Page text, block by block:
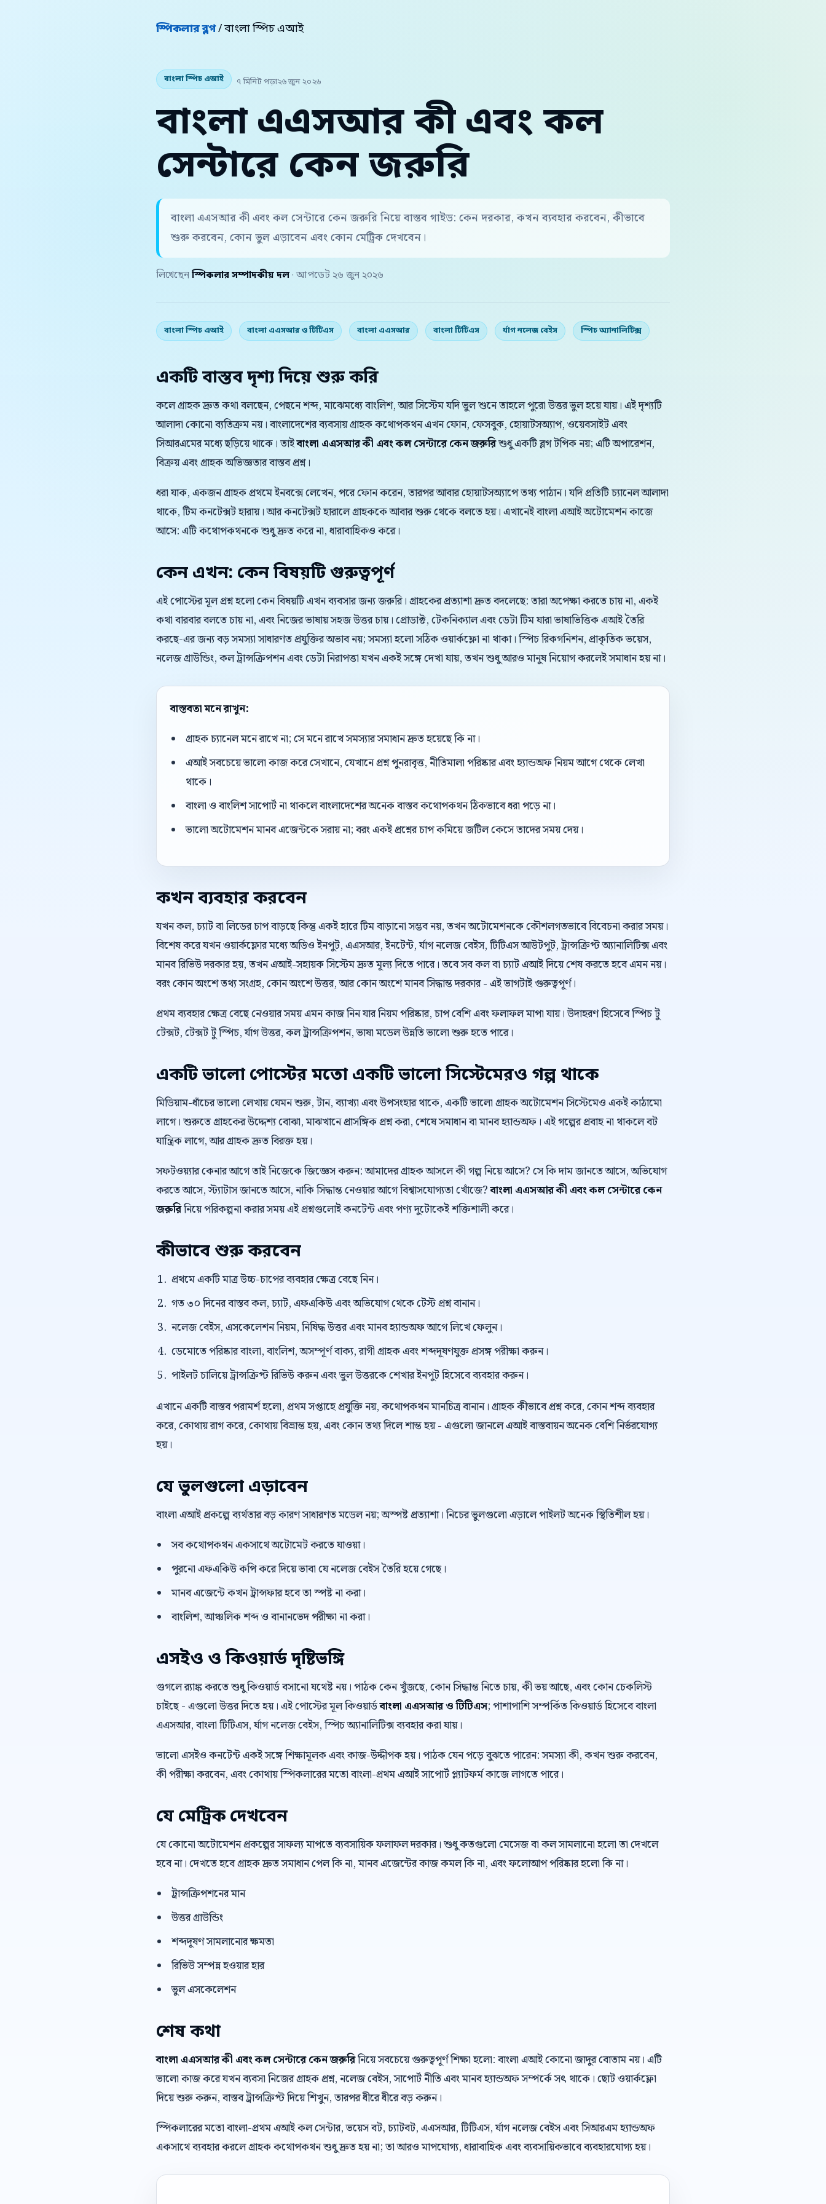
স্পিকলার ব্লগ/ বাংলা স্পিচ এআই
বাংলা স্পিচ এআই ৭ মিনিট পড়া২৬ জুন ২০২৬
বাংলা এএসআর কী এবং কল
সেন্টারে কেন জরুরি
বাংলা এএসআর কী এবং কল সেন্টারে কেন জরুরি নিয়ে বাস্তব গাইড: কেন দরকার, কখন ব্যবহার করবেন, কীভাবে
শুরু করবেন, কোন ভুল এড়াবেন এবং কোন মেট্রিক দেখবেন।
লিখেছেন স্পিকলার সম্পাদকীয় দল · আপডেট ২৬ জুন ২০২৬
বাংলা স্পিচ এআই বাংলা এএসআর ও টিটিএস বাংলা এএসআর বাংলা টিটিএস র্যাগ নলেজ বেইস স্পিচ অ্যানালিটিক্স
একটি বাস্তব দৃশ্য দিয়ে শুরু করি
কলে গ্রাহক দ্রুত কথা বলছেন, পেছনে শব্দ, মাঝেমধ্যে বাংলিশ, আর সিস্টেম যদি ভুল শুনে তাহলে পুরো উত্তর ভুল হয়ে যায়। এই দৃশ্যটি
আলাদা কোনো ব্যতিক্রম নয়। বাংলাদেশের ব্যবসায় গ্রাহক কথোপকথন এখন ফোন, ফেসবুক, হোয়াটসঅ্যাপ, ওয়েবসাইট এবং
সিআরএমের মধ্যে ছড়িয়ে থাকে। তাইবাংলা এএসআর কী এবং কল সেন্টারে কেন জরুরিশুধু একটি ব্লগ টপিক নয়; এটি অপারেশন,
বিক্রয় এবং গ্রাহক অভিজ্ঞতার বাস্তব প্রশ্ন।
ধরা যাক, একজন গ্রাহক প্রথমে ইনবক্সে লেখেন, পরে ফোন করেন, তারপর আবার হোয়াটসঅ্যাপে তথ্য পাঠান। যদি প্রতিটি চ্যানেল আলাদা
থাকে, টিম কনটেক্সট হারায়। আর কনটেক্সট হারালে গ্রাহককে আবার শুরু থেকে বলতে হয়। এখানেই বাংলা এআই অটোমেশন কাজে
আসে: এটি কথোপকথনকে শুধু দ্রুত করে না, ধারাবাহিকও করে।
কেন এখন: কেন বিষয়টি গুরুত্বপূর্ণ
এই পোস্টের মূল প্রশ্ন হলো কেন বিষয়টি এখন ব্যবসার জন্য জরুরি। গ্রাহকের প্রত্যাশা দ্রুত বদলেছে: তারা অপেক্ষা করতে চায় না, একই
কথা বারবার বলতে চায় না, এবং নিজের ভাষায় সহজ উত্তর চায়। প্রোডাক্ট, টেকনিক্যাল এবং ডেটা টিম যারা ভাষাভিত্তিক এআই তৈরি
করছে-এর জন্য বড় সমস্যা সাধারণত প্রযুক্তির অভাব নয়; সমস্যা হলো সঠিক ওয়ার্কফ্লো না থাকা। স্পিচ রিকগনিশন, প্রাকৃতিক ভয়েস,
নলেজ গ্রাউন্ডিং, কল ট্রান্সক্রিপশন এবং ডেটা নিরাপত্তা যখন একই সঙ্গে দেখা যায়, তখন শুধু আরও মানুষ নিয়োগ করলেই সমাধান হয় না।
বাস্তবতা মনে রাখুন:
গ্রাহক চ্যানেল মনে রাখে না; সে মনে রাখে সমস্যার সমাধান দ্রুত হয়েছে কি না।
এআই সবচেয়ে ভালো কাজ করে সেখানে, যেখানে প্রশ্ন পুনরাবৃত্ত, নীতিমালা পরিষ্কার এবং হ্যান্ডঅফ নিয়ম আগে থেকে লেখা
থাকে।
বাংলা ও বাংলিশ সাপোর্ট না থাকলে বাংলাদেশের অনেক বাস্তব কথোপকথন ঠিকভাবে ধরা পড়ে না।
ভালো অটোমেশন মানব এজেন্টকে সরায় না; বরং একই প্রশ্নের চাপ কমিয়ে জটিল কেসে তাদের সময় দেয়।
কখন ব্যবহার করবেন
যখন কল, চ্যাট বা লিডের চাপ বাড়ছে কিন্তু একই হারে টিম বাড়ানো সম্ভব নয়, তখন অটোমেশনকে কৌশলগতভাবে বিবেচনা করার সময়।
বিশেষ করে যখন ওয়ার্কফ্লোর মধ্যে অডিও ইনপুট, এএসআর, ইনটেন্ট, র্যাগ নলেজ বেইস, টিটিএস আউটপুট, ট্রান্সক্রিপ্ট অ্যানালিটিক্স এবং
মানব রিভিউ দরকার হয়, তখন এআই-সহায়ক সিস্টেম দ্রুত মূল্য দিতে পারে। তবে সব কল বা চ্যাট এআই দিয়ে শেষ করতে হবে এমন নয়।
বরং কোন অংশে তথ্য সংগ্রহ, কোন অংশে উত্তর, আর কোন অংশে মানব সিদ্ধান্ত দরকার - এই ভাগটাই গুরুত্বপূর্ণ।
প্রথম ব্যবহার ক্ষেত্র বেছে নেওয়ার সময় এমন কাজ নিন যার নিয়ম পরিষ্কার, চাপ বেশি এবং ফলাফল মাপা যায়। উদাহরণ হিসেবে স্পিচ টু
টেক্সট, টেক্সট টু স্পিচ, র্যাগ উত্তর, কল ট্রান্সক্রিপশন, ভাষা মডেল উন্নতি ভালো শুরু হতে পারে।
একটি ভালো পোস্টের মতো একটি ভালো সিস্টেমেরও গল্প থাকে
মিডিয়াম-ধাঁচের ভালো লেখায় যেমন শুরু, টান, ব্যাখ্যা এবং উপসংহার থাকে, একটি ভালো গ্রাহক অটোমেশন সিস্টেমেও একই কাঠামো
লাগে। শুরুতে গ্রাহকের উদ্দেশ্য বোঝা, মাঝখানে প্রাসঙ্গিক প্রশ্ন করা, শেষে সমাধান বা মানব হ্যান্ডঅফ। এই গল্পের প্রবাহ না থাকলে বট
যান্ত্রিক লাগে, আর গ্রাহক দ্রুত বিরক্ত হয়।
সফটওয়্যার কেনার আগে তাই নিজেকে জিজ্ঞেস করুন: আমাদের গ্রাহক আসলে কী গল্প নিয়ে আসে? সে কি দাম জানতে আসে, অভিযোগ
করতে আসে, স্ট্যাটাস জানতে আসে, নাকি সিদ্ধান্ত নেওয়ার আগে বিশ্বাসযোগ্যতা খোঁজে?বাংলা এএসআর কী এবং কল সেন্টারে কেন
জরুরিনিয়ে পরিকল্পনা করার সময় এই প্রশ্নগুলোই কনটেন্ট এবং পণ্য দুটোকেই শক্তিশালী করে।
কীভাবে শুরু করবেন
প্রথমে একটি মাত্র উচ্চ-চাপের ব্যবহার ক্ষেত্র বেছে নিন।
গত ৩০ দিনের বাস্তব কল, চ্যাট, এফএকিউ এবং অভিযোগ থেকে টেস্ট প্রশ্ন বানান।
নলেজ বেইস, এসকেলেশন নিয়ম, নিষিদ্ধ উত্তর এবং মানব হ্যান্ডঅফ আগে লিখে ফেলুন।
ডেমোতে পরিষ্কার বাংলা, বাংলিশ, অসম্পূর্ণ বাক্য, রাগী গ্রাহক এবং শব্দদূষণযুক্ত প্রসঙ্গ পরীক্ষা করুন।
পাইলট চালিয়ে ট্রান্সক্রিপ্ট রিভিউ করুন এবং ভুল উত্তরকে শেখার ইনপুট হিসেবে ব্যবহার করুন।
এখানে একটি বাস্তব পরামর্শ হলো, প্রথম সপ্তাহে প্রযুক্তি নয়, কথোপকথন মানচিত্র বানান। গ্রাহক কীভাবে প্রশ্ন করে, কোন শব্দ ব্যবহার
করে, কোথায় রাগ করে, কোথায় বিভ্রান্ত হয়, এবং কোন তথ্য দিলে শান্ত হয় - এগুলো জানলে এআই বাস্তবায়ন অনেক বেশি নির্ভরযোগ্য
হয়।
যে ভুলগুলো এড়াবেন
বাংলা এআই প্রকল্পে ব্যর্থতার বড় কারণ সাধারণত মডেল নয়; অস্পষ্ট প্রত্যাশা। নিচের ভুলগুলো এড়ালে পাইলট অনেক স্থিতিশীল হয়।
সব কথোপকথন একসাথে অটোমেট করতে যাওয়া।
পুরনো এফএকিউ কপি করে দিয়ে ভাবা যে নলেজ বেইস তৈরি হয়ে গেছে।
মানব এজেন্টে কখন ট্রান্সফার হবে তা স্পষ্ট না করা।
বাংলিশ, আঞ্চলিক শব্দ ও বানানভেদ পরীক্ষা না করা।
এসইও ও কিওয়ার্ড দৃষ্টিভঙ্গি
গুগলে র‍্যাঙ্ক করতে শুধু কিওয়ার্ড বসানো যথেষ্ট নয়। পাঠক কেন খুঁজছে, কোন সিদ্ধান্ত নিতে চায়, কী ভয় আছে, এবং কোন চেকলিস্ট
চাইছে - এগুলো উত্তর দিতে হয়। এই পোস্টের মূল কিওয়ার্ডবাংলা এএসআর ও টিটিএস; পাশাপাশি সম্পর্কিত কিওয়ার্ড হিসেবে বাংলা
এএসআর, বাংলা টিটিএস, র্যাগ নলেজ বেইস, স্পিচ অ্যানালিটিক্স ব্যবহার করা যায়।
ভালো এসইও কনটেন্ট একই সঙ্গে শিক্ষামূলক এবং কাজ-উদ্দীপক হয়। পাঠক যেন পড়ে বুঝতে পারেন: সমস্যা কী, কখন শুরু করবেন,
কী পরীক্ষা করবেন, এবং কোথায় স্পিকলারের মতো বাংলা-প্রথম এআই সাপোর্ট প্ল্যাটফর্ম কাজে লাগতে পারে।
যে মেট্রিক দেখবেন
যে কোনো অটোমেশন প্রকল্পের সাফল্য মাপতে ব্যবসায়িক ফলাফল দরকার। শুধু কতগুলো মেসেজ বা কল সামলানো হলো তা দেখলে
হবে না। দেখতে হবে গ্রাহক দ্রুত সমাধান পেল কি না, মানব এজেন্টের কাজ কমল কি না, এবং ফলোআপ পরিষ্কার হলো কি না।
ট্রান্সক্রিপশনের মান
উত্তর গ্রাউন্ডিং
শব্দদূষণ সামলানোর ক্ষমতা
রিভিউ সম্পন্ন হওয়ার হার
ভুল এসকেলেশন
শেষ কথা
বাংলা এএসআর কী এবং কল সেন্টারে কেন জরুরিনিয়ে সবচেয়ে গুরুত্বপূর্ণ শিক্ষা হলো: বাংলা এআই কোনো জাদুর বোতাম নয়। এটি
ভালো কাজ করে যখন ব্যবসা নিজের গ্রাহক প্রশ্ন, নলেজ বেইস, সাপোর্ট নীতি এবং মানব হ্যান্ডঅফ সম্পর্কে সৎ থাকে। ছোট ওয়ার্কফ্লো
দিয়ে শুরু করুন, বাস্তব ট্রান্সক্রিপ্ট দিয়ে শিখুন, তারপর ধীরে ধীরে বড় করুন।
স্পিকলারের মতো বাংলা-প্রথম এআই কল সেন্টার, ভয়েস বট, চ্যাটবট, এএসআর, টিটিএস, র্যাগ নলেজ বেইস এবং সিআরএম হ্যান্ডঅফ
একসাথে ব্যবহার করলে গ্রাহক কথোপকথন শুধু দ্রুত হয় না; তা আরও মাপযোগ্য, ধারাবাহিক এবং ব্যবসায়িকভাবে ব্যবহারযোগ্য হয়।